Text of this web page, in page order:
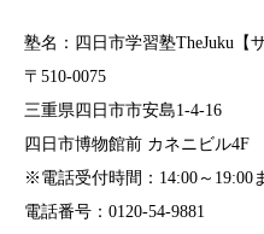
塾名：四日市学習塾TheJuku【
〒510-0075
三重県四日市市安島1-4-16
四日市博物館前 カネニビル4F
※電話受付時間：14:00～19:00
電話番号：0120-54-9881